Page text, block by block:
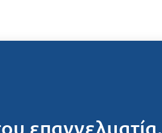
επαγγελματία.